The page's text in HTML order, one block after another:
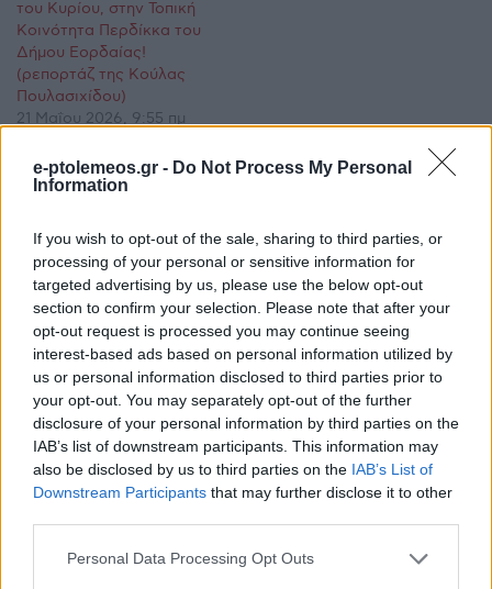
e-ptolemeos.gr - Do Not Process My Personal
Information
If you wish to opt-out of the sale, sharing to third parties, or
processing of your personal or sensitive information for
targeted advertising by us, please use the below opt-out
section to confirm your selection. Please note that after your
opt-out request is processed you may continue seeing
interest-based ads based on personal information utilized by
us or personal information disclosed to third parties prior to
your opt-out. You may separately opt-out of the further
disclosure of your personal information by third parties on the
IAB’s list of downstream participants. This information may
also be disclosed by us to third parties on the IAB’s List of
Downstream Participants that may further disclose it to other
Please note that this website/app uses one or more Google
Personal Data Processing Opt Outs
του Κυρίου, στην Τοπική
Κοινότητα Περδίκκα του
Δήμου Εορδαίας!
(ρεπορτάζ της Κούλας
Πουλασιχίδου)
21 Μαΐου 2026, 9:55 πμ
Ακολουθήστε μας στοGoogle News
και μάθετε πρώτοι όλες τις ειδήσεις!